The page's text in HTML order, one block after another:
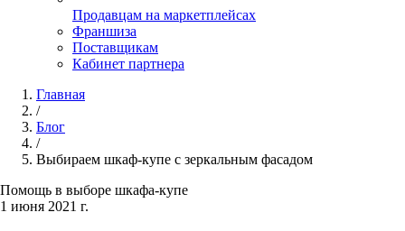
Продавцам на маркетплейсах
Франшиза
Поставщикам
Кабинет партнера
Главная
/
Блог
/
Выбираем шкаф-купе с зеркальным фасадом
Помощь в выборе шкафа-купе
1 июня 2021 г.